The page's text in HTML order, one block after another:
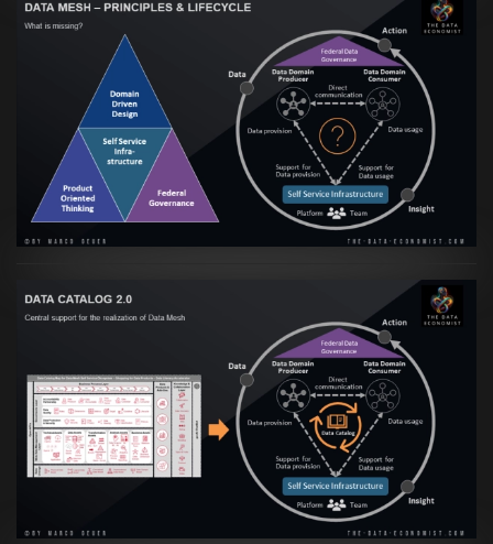
Artikel:Data Mesh Ökosysteme: Die
Transformation zur Data Inspired Human
Culture
VIEW
Artikel:Data Mesh Ökosysteme: Die
Transformation zur Data Inspired Human
Culture
VIEW